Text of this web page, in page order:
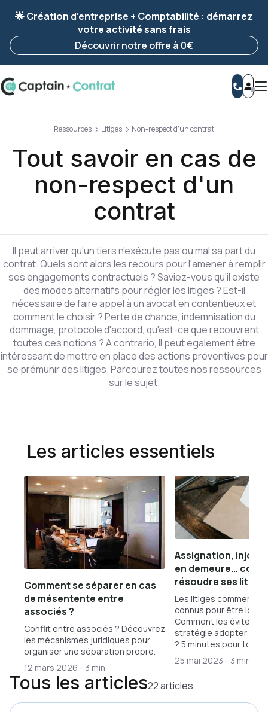
enregistrée 🚀
Reprendre ma démarche
🌟 Création d’entreprise + Comptabilité : démarrez
votre activité sans frais
Découvrir notre offre à 0€
Ressources Litiges Non-respect d'un contrat
Tout savoir en cas de
non-respect d'un
contrat
Il peut arriver qu'un tiers n'exécute pas ou mal sa part du
contrat. Quels sont alors les recours pour l'amener à remplir
ses engagements contractuels ? Saviez-vous qu'il existe
des modes alternatifs pour régler les litiges ? Est-il
nécessaire de faire appel à un avocat en contentieux et
comment le choisir ? Perte de chance, indemnisation du
dommage, protocole d'accord, qu'est-ce que recouvrent
toutes ces notions ? A contrario, Il peut également être
intéressant de mettre en place des actions préventives pour
se prémunir des litiges. Parcourez toutes nos ressources
sur le sujet.
Les articles essentiels
Comment se séparer en cas
de mésentente entre
associés ?
Conflit entre associés ? Découvrez
les mécanismes juridiques pour
organiser une séparation propre.
12 mars 2026 - 3 min
Assignation,
en demeure...
résoudre ses
Les litiges
connus pour être
Comment les éviter ?
stratégie adopter en
? 5 minutes pour tout
25 mai 2023 - 3 min
Tous les articles22 articles